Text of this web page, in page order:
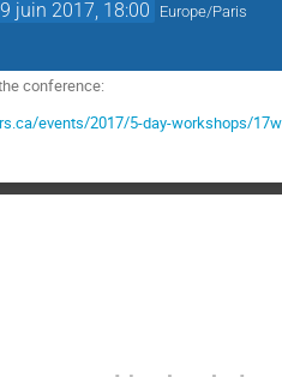
9 juin 2017, 18:00 Europe/Paris
conference:
events/2017/5-day-workshops/